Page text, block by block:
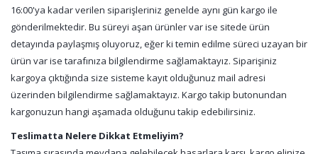
16:00'ya kadar verilen siparişleriniz genelde aynı gün kargo ile
gönderilmektedir. Bu süreyi aşan ürünler var ise sitede ürün
detayında paylaşmış oluyoruz, eğer ki temin edilme süreci uzayan bir
ürün var ise tarafınıza bilgilendirme sağlamaktayız. Siparişiniz
kargoya çıktığında size sisteme kayıt olduğunuz mail adresi
üzerinden bilgilendirme sağlamaktayız. Kargo takip butonundan
kargonuzun hangi aşamada olduğunu takip edebilirsiniz.
Teslimatta Nelere Dikkat Etmeliyim?